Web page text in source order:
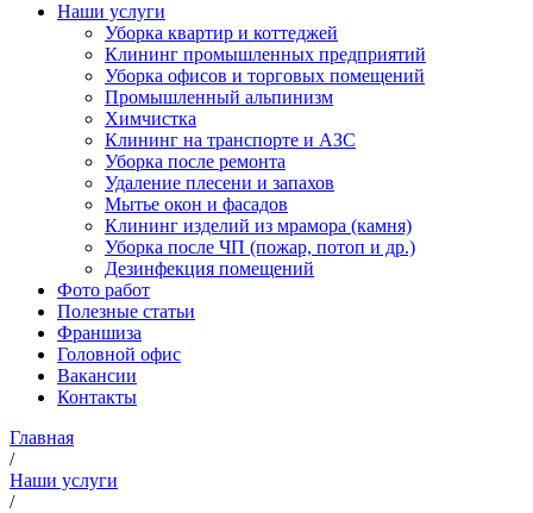
Наши услуги
Уборка квартир и коттеджей
Клининг промышленных предприятий
Уборка офисов и торговых помещений
Промышленный альпинизм
Химчистка
Клининг на транспорте и АЗС
Уборка после ремонта
Удаление плесени и запахов
Мытье окон и фасадов
Клининг изделий из мрамора (камня)
Уборка после ЧП (пожар, потоп и др.)
Дезинфекция помещений
Фото работ
Полезные статьи
Франшиза
Головной офис
Вакансии
Контакты
Главная
/
Наши услуги
/